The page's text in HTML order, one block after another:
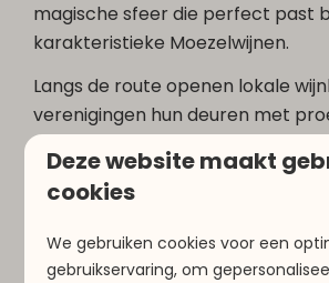
magische sfeer die perfect past
karakteristieke Moezelwijnen.
Langs de route openen lokale
verenigingen hun deuren met
hun beste Luxemburgse wijnen,
regionale specialiteiten.
genieten van authentieke
rechtstreeks bij de wijnboeren
Luxemburgse Moezel.
Deze website maakt
cookies
We gebruiken cookies voor een
gebruikservaring, om